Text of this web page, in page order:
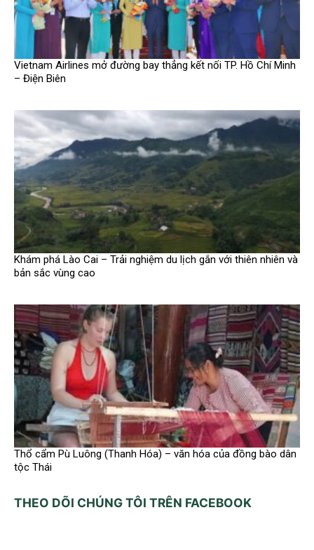
Vietnam Airlines mở đường bay thẳng kết nối TP. Hồ Chí Minh
– Điện Biên
Khám phá Lào Cai – Trải nghiệm du lịch gắn với thiên nhiên và
bản sắc vùng cao
Thổ cẩm Pù Luông (Thanh Hóa) – văn hóa của đồng bào dân
tộc Thái
THEO DÕI CHÚNG TÔI TRÊN FACEBOOK